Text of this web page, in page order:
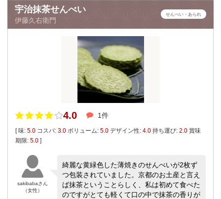
宇治抹茶せんべい
伊藤久右衛門
せんべい・あられ
4.0 1件
[ 味: 5.0 コスパ: 3.0 ボリューム: 5.0 デザイン性: 4.0 持ち運び: 2.0 賞味
期限: 5.0 ]
sakibabaさん
（女性）
綺麗な黄緑色した薄焼きのせんべいが2枚ず
つ包装されていました。京都のお土産と言え
ば抹茶ということらしく、私は初めて食べた
のですがとても軽くて口の中で抹茶の香りが